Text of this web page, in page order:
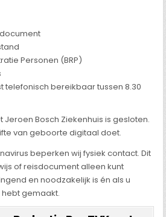
Personen (BRP)
telefonisch bereikbaar tussen 8.30
Bosch Ziekenhuis is gesloten.
van geboorte digitaal doet.
beperken wij fysiek contact. Dit
of reisdocument alleen kunt
en noodzakelijk is én als u
gemaakt.